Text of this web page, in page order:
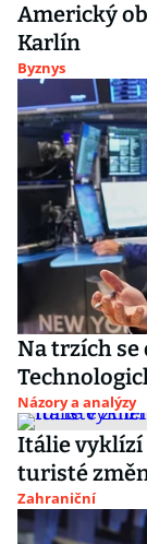
Americký
Karlín
Byznys
Na trzích se
Názory a analýzy
Itálie vyklízí
turisté
Zahraniční